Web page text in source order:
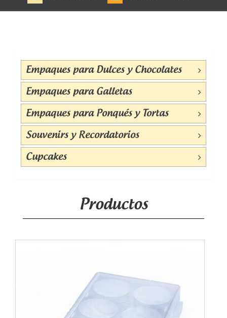
Empaques para Dulces y Chocolates
Empaques para Galletas
Empaques para Ponqués y Tortas
Souvenirs y Recordatorios
Cupcakes
Productos